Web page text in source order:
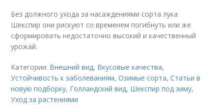
Без должного ухода за насаждениями сорта лука
Шекспир они рискуют со временем погибнуть или же
сформировать недостаточно высокий и качественный
урожай.
Категории: Внешний вид, Вкусовые качества,
Устойчивость к заболеваниям,Озимые сорта,Статьи в
новую подборку, Голландский вид, Шекспир под зиму,
Уход за растениями